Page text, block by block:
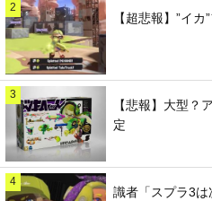
2
【超悲報】”イ
3
【悲報】大型？
定
4
識者「スプラ3は